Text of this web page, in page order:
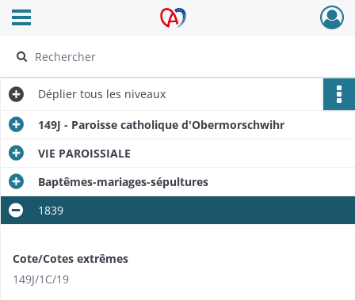
Archives Alsace - Colmar
Ouvrir le menu déroulant
Déplier tous les niveaux
149J - Paroisse catholique d'Obermorschwihr
VIE PAROISSIALE
Baptêmes-mariages-sépultures​
1839
Cote/Cotes extrêmes
149J/​1C/19